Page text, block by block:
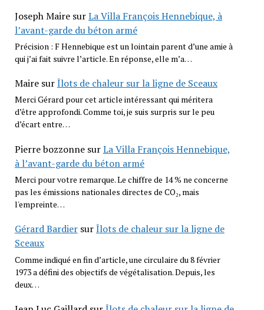
Joseph MairesurLa Villa François Hennebique, à
l’avant-garde du béton armé
Précision : F Hennebique est un lointain parent d’une amie à
qui j’ai fait suivre l’article. En réponse, elle m’a…
MairesurÎlots de chaleur sur la ligne de Sceaux
Merci Gérard pour cet article intéressant qui méritera
d’être approfondi. Comme toi, je suis surpris sur le peu
d’écart entre…
Pierre bozzonnesurLa Villa François Hennebique,
à l’avant-garde du béton armé
Merci pour votre remarque. Le chiffre de 14 % ne concerne
pas les émissions nationales directes de CO₂, mais
l'empreinte…
Gérard BardiersurÎlots de chaleur sur la ligne de
Sceaux
Comme indiqué en fin d’article, une circulaire du 8 février
1973 a défini des objectifs de végétalisation. Depuis, les
deux…